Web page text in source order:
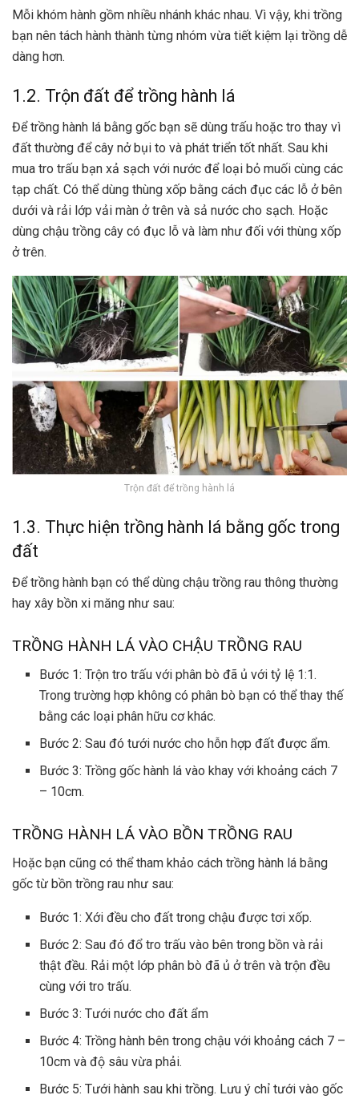
Mỗi khóm hành gồm nhiều nhánh khác nhau. Vì vậy, khi trồng
bạn nên tách hành thành từng nhóm vừa tiết kiệm lại trồng dễ
dàng hơn.
1.2. Trộn đất để trồng hành lá
Để trồng hành lá bằng gốc bạn sẽ dùng trấu hoặc tro thay vì
đất thường để cây nở bụi to và phát triển tốt nhất. Sau khi
mua tro trấu bạn xả sạch với nước để loại bỏ muối cùng các
tạp chất. Có thể dùng thùng xốp bằng cách đục các lỗ ở bên
dưới và rải lớp vải màn ở trên và sả nước cho sạch. Hoặc
dùng chậu trồng cây có đục lỗ và làm như đối với thùng xốp
ở trên.
Trộn đất để trồng hành lá
1.3. Thực hiện trồng hành lá bằng gốc trong
đất
Để trồng hành bạn có thể dùng chậu trồng rau thông thường
hay xây bồn xi măng như sau:
TRỒNG HÀNH LÁ VÀO CHẬU TRỒNG RAU
Bước 1: Trộn tro trấu với phân bò đã ủ với tỷ lệ 1:1.
Trong trường hợp không có phân bò bạn có thể thay thế
bằng các loại phân hữu cơ khác.
Bước 2: Sau đó tưới nước cho hỗn hợp đất được ẩm.
Bước 3: Trồng gốc hành lá vào khay với khoảng cách 7
– 10cm.
TRỒNG HÀNH LÁ VÀO BỒN TRỒNG RAU
Hoặc bạn cũng có thể tham khảo cách trồng hành lá bằng
gốc từ bồn trồng rau như sau:
Bước 1: Xới đều cho đất trong chậu được tơi xốp.
Bước 2: Sau đó đổ tro trấu vào bên trong bồn và rải
thật đều. Rải một lớp phân bò đã ủ ở trên và trộn đều
cùng với tro trấu.
Bước 3: Tưới nước cho đất ẩm
Bước 4: Trồng hành bên trong chậu với khoảng cách 7 –
10cm và độ sâu vừa phải.
Bước 5: Tưới hành sau khi trồng. Lưu ý chỉ tưới vào gốc